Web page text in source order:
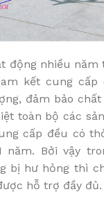
động nhiều năm
kết cung cấp
đảm bảo
toàn bộ các
cấp đều có
năm. Bởi vậy
bị hư hỏng thì
hỗ trợ đầy đủ.